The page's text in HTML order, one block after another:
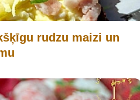
rudzu maizi un